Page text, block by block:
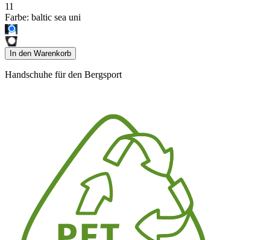
11
Farbe: baltic sea uni
In den Warenkorb
Handschuhe für den Bergsport